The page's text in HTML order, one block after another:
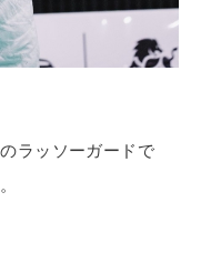
ラッソーガードで